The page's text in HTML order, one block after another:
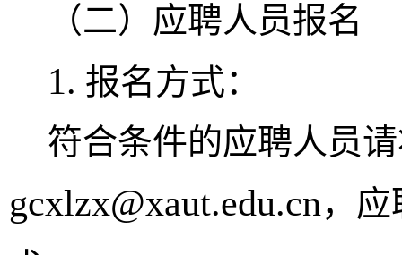
（二）应聘人员报名
1. 报名方式：
符合条件的应聘人员
gcxlzx@xaut.edu.cn，